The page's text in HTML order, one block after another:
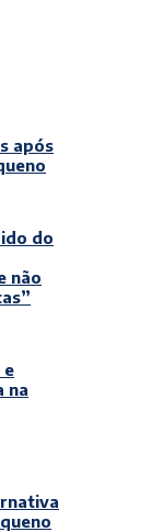
após
do
não
e
na